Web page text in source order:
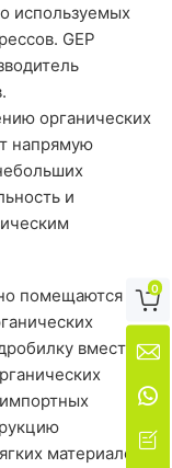
используемых
GEP
органических
напрямую
и
помещаются на
вместе с
импортных
материалов

0


